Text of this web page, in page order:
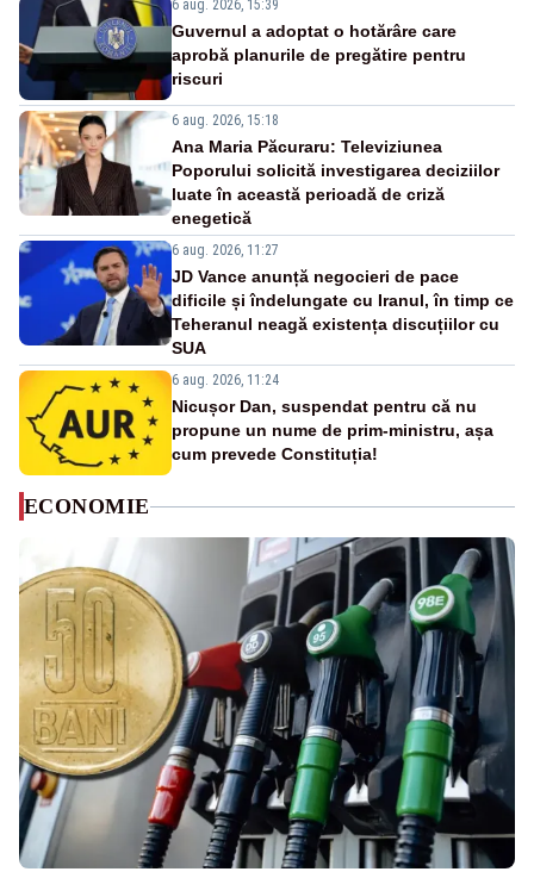
6 aug. 2026, 15:39
Guvernul a adoptat o hotărâre care
aprobă planurile de pregătire pentru
riscuri
6 aug. 2026, 15:18
Ana Maria Păcuraru: Televiziunea
Poporului solicită investigarea deciziilor
luate în această perioadă de criză
enegetică
6 aug. 2026, 11:27
JD Vance anunță negocieri de pace
dificile și îndelungate cu Iranul, în timp ce
Teheranul neagă existența discuțiilor cu
SUA
6 aug. 2026, 11:24
Nicușor Dan, suspendat pentru că nu
propune un nume de prim-ministru, așa
cum prevede Constituția!
ECONOMIE